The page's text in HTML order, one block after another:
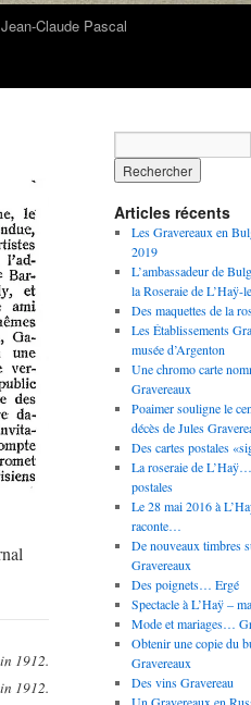
Jean-Claude Pascal
1912.
1912.
Articles récents
Les Gravereaux en
2019
L’ambassadeur de
la Roseraie de L’Haÿ-
Des maquettes de la
Les Établissements
musée d’Argenton
Une chromo carte
Gravereaux
Poaimer souligne le
décès de Jules
Des cartes postales
La roseraie de
postales
Le 28 mai 2016 à
raconte…
De nouveaux timbres
Gravereaux
Des poignets… Ergé
Spectacle à L’Haÿ –
Mode et mariages…
Obtenir une copie du
Gravereaux
Des vins Gravereau